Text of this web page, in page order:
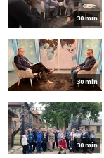
30 min
30 min
30 min